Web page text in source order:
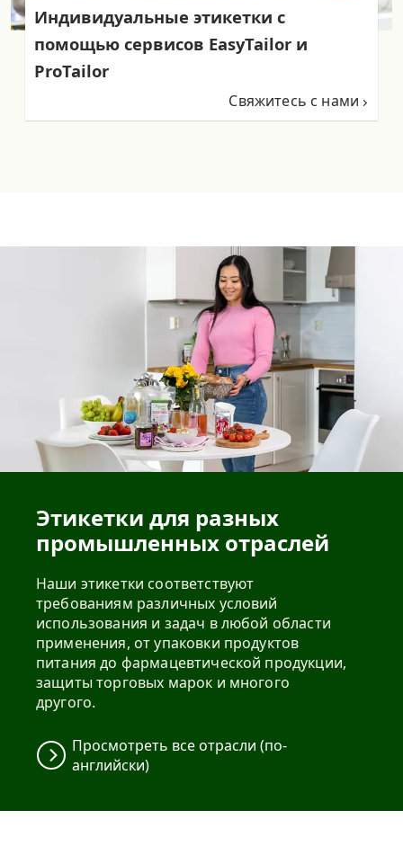
Индивидуальные этикетки с
помощью сервисов EasyTailor и
ProTailor
Свяжитесь с нами
Этикетки для разных
промышленных отраслей
Наши этикетки соответствуют
требованиям различных условий
использования и задач в любой области
применения, от упаковки продуктов
питания до фармацевтической продукции,
защиты торговых марок и многого
другого.
Просмотреть все отрасли (по-
английски)